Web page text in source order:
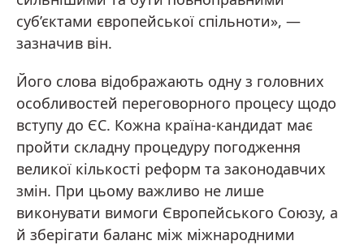
суб’єктами європейської спільноти», —
зазначив він.
Його слова відображають одну з головних
особливостей переговорного процесу щодо
вступу до ЄС. Кожна країна-кандидат має
пройти складну процедуру погодження
великої кількості реформ та законодавчих
змін. При цьому важливо не лише
виконувати вимоги Європейського Союзу, а
й зберігати баланс між міжнародними